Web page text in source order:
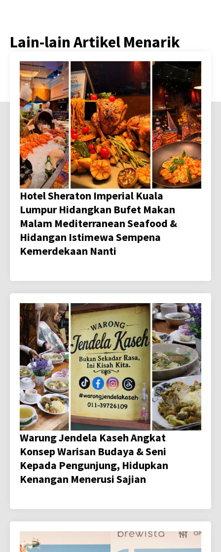
Lain-lain Artikel Menarik
Hotel Sheraton Imperial Kuala
Lumpur Hidangkan Bufet Makan
Malam Mediterranean Seafood &
Hidangan Istimewa Sempena
Kemerdekaan Nanti
Warung Jendela Kaseh Angkat
Konsep Warisan Budaya & Seni
Kepada Pengunjung, Hidupkan
Kenangan Menerusi Sajian